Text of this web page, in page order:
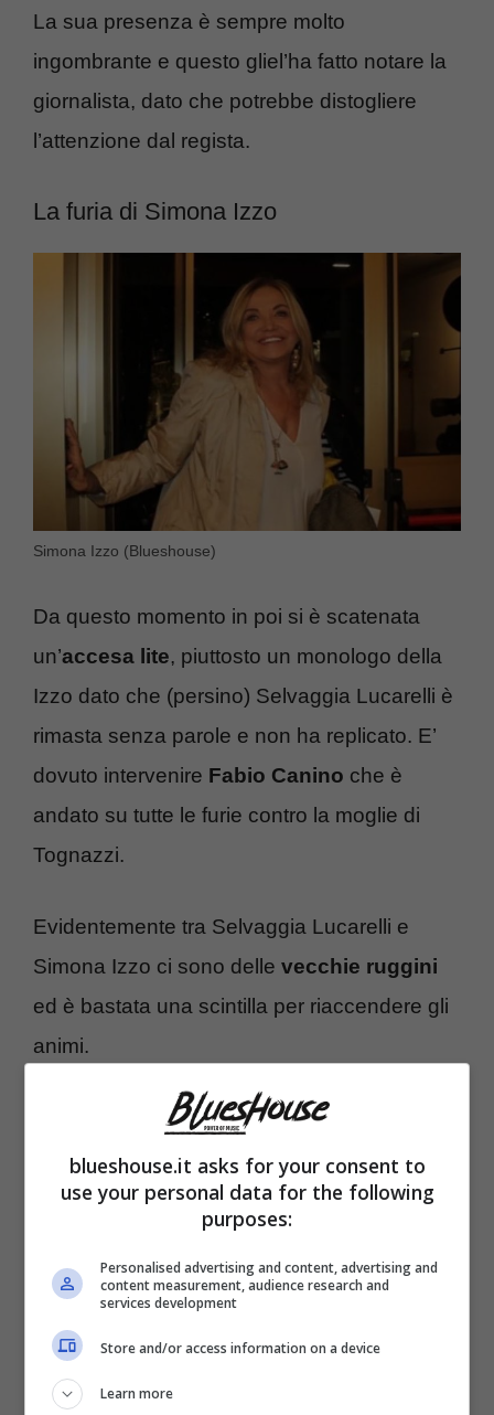
La sua presenza è sempre molto
ingombrante e questo gliel’ha fatto notare la
giornalista, dato che potrebbe distogliere
l’attenzione dal regista.
La furia di Simona Izzo
Simona Izzo (Blueshouse)
Da questo momento in poi si è scatenata
un’accesa lite, piuttosto un monologo della
Izzo dato che (persino) Selvaggia Lucarelli è
rimasta senza parole e non ha replicato. E’
dovuto intervenire Fabio Canino che è
andato su tutte le furie contro la moglie di
Tognazzi.
Evidentemente tra Selvaggia Lucarelli e
Simona Izzo ci sono delle vecchie ruggini
ed è bastata una scintilla per riaccendere gli
animi.
Simona Izzo ha preso la parola, inizialmente
blueshouse.it asks for your consent to
use your personal data for the following
purposes:
Personalised advertising and content, advertising and
content measurement, audience research and
services development
Store and/or access information on a device
Learn more